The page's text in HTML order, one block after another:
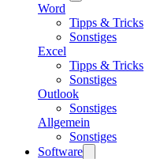
Word
Tipps & Tricks
Sonstiges
Excel
Tipps & Tricks
Sonstiges
Outlook
Sonstiges
Allgemein
Sonstiges
Software